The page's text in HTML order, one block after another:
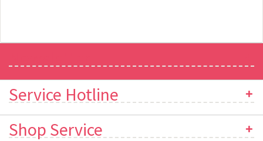
Service Hotline
Shop Service